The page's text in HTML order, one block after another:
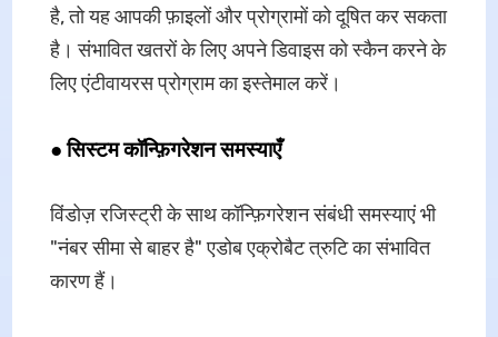
है, तो यह आपकी फ़ाइलों और प्रोग्रामों को दूषित कर सकता
है। संभावित खतरों के लिए अपने डिवाइस को स्कैन करने के
लिए एंटीवायरस प्रोग्राम का इस्तेमाल करें।
● सिस्टम कॉन्फ़िगरेशन समस्याएँ
विंडोज़ रजिस्ट्री के साथ कॉन्फ़िगरेशन संबंधी समस्याएं भी
"नंबर सीमा से बाहर है" एडोब एक्रोबैट त्रुटि का संभावित
कारण हैं।